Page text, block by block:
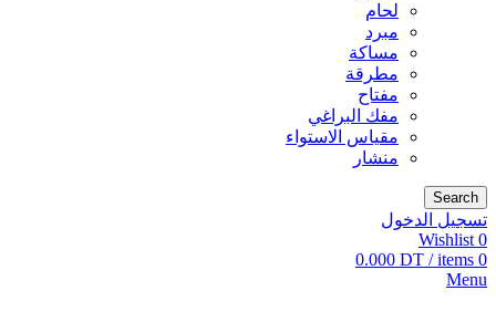
لحام
مبرد
مساكة
مطرقة
مفتاح
مفك البراغي
مقياس الاستواء
منشار
Search
تسجيل الدخول
0
Wishlist
0
items
/
0.000 DT
Menu